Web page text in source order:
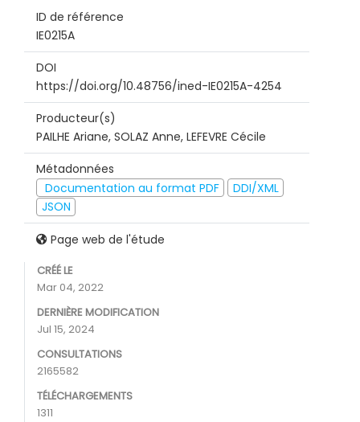
ID de référence
IE0215A
DOI
https://doi.org/10.48756/ined-IE0215A-4254
Producteur(s)
PAILHE Ariane, SOLAZ Anne, LEFEVRE Cécile
Métadonnées
Documentation au format PDF
DDI/XML
JSON
Page web de l'étude
CRÉÉ LE
Mar 04, 2022
DERNIÈRE MODIFICATION
Jul 15, 2024
CONSULTATIONS
2165582
TÉLÉCHARGEMENTS
1311